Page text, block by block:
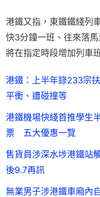
港鐵又指，東鐵鐵綫列
快3分鐘一班、往來落
將在指定時段增加列車
港鐵：上半年錄233宗
平衝、遭碰撞等
港鐵機場快綫首推學生
票 五大優惠一覽
售貨員涉深水埗港鐵站
後9.7再訊
無業男子涉港鐵車廂